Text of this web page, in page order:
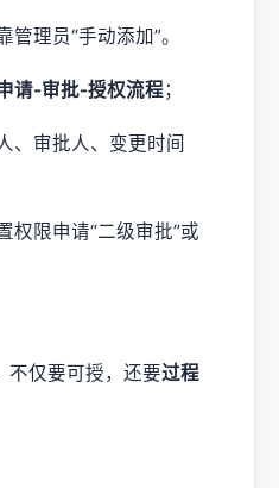
理员“手动添加”。
请-审批-授权流程；
、审批人、变更时间
权限申请“二级审批”或
不仅要可授，还要过程